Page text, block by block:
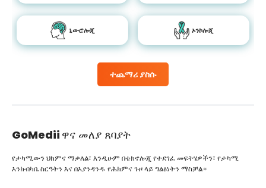
ተጨማሪ ያስሱ
ኒውሮሎጂ ኦንኮሎጂ
GoMedii ዋና መለያ ጸባያት
የታካሚውን ህክምና ማቃለል፣ እንዲሁም በቴክኖሎጂ የተደገፈ መፍትሄዎችን፣ የታካሚ
እንክብካቤ ስርዓትን እና በእያንዳንዱ የሕክምና ጉዞ ላይ ግልፅነትን ማስቻል።